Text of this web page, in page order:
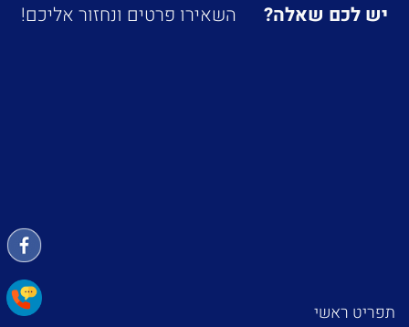
יש לכם שאלה? השאירו פרטים ונחזור אליכם!
תפריט ראשי